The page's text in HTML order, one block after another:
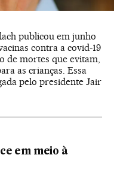
publicou em junho
contra a covid-19
de mortes que evitam,
as crianças. Essa
pelo presidente Jair
em meio à